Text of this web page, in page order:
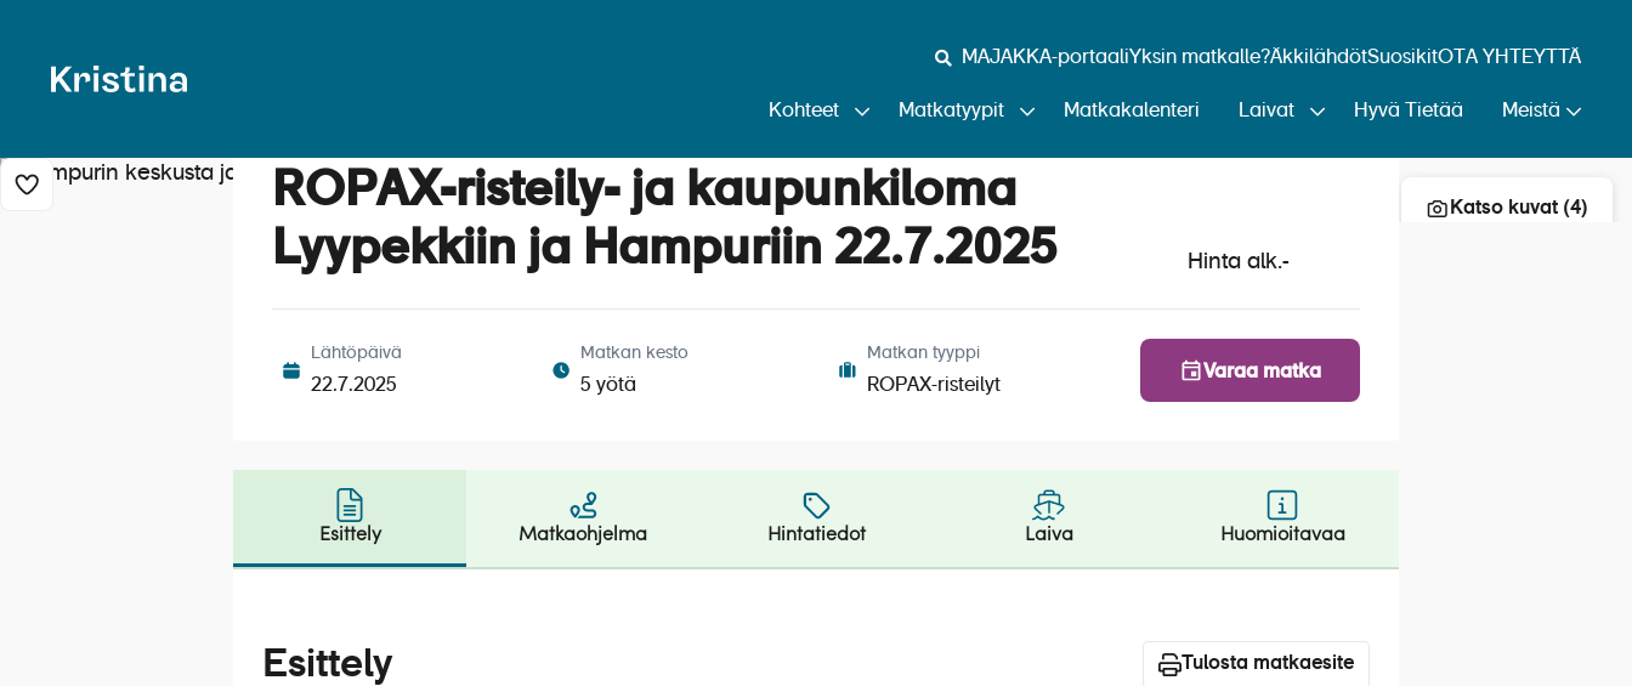
MAJAKKA-portaaliYksin matkalle?ÄkkilähdötSuosikitOTA YHTEYTTÄ
Kohteet Matkatyypit Matkakalenteri Laivat Hyvä Tietää Meistä
Katso kuvat (4)
Lisää risteily suosikkeihin ROPAX-risteily- ja kaupunkiloma
Lyypekkiin ja Hampuriin 22.7.2025
Hinta alk.-
Lähtöpäivä
22.7.2025
Matkan kesto
5 yötä
Matkan tyyppi
ROPAX-risteilyt
Varaa matka
Esittely Matkaohjelma Hintatiedot Laiva Huomioitavaa
Esittely Tulosta matkaesite